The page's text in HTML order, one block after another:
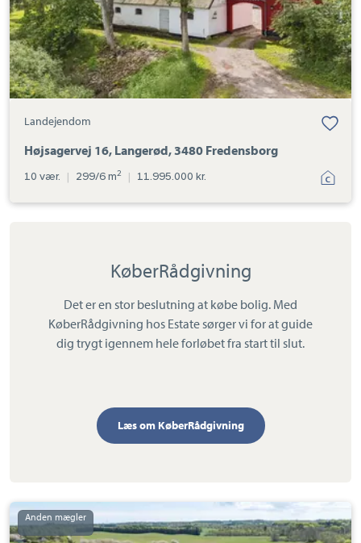
Landejendom
Højsagervej 16, Langerød, 3480 Fredensborg
10 vær. | 299/6 m2 | 11.995.000 kr.
KøberRådgivning
Det er en stor beslutning at købe bolig. Med
KøberRådgivning hos Estate sørger vi for at guide
dig trygt igennem hele forløbet fra start til slut.
Læs om KøberRådgivning
Landejendom:
Grønholtvej